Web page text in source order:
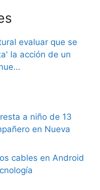
evaluar que se
la acción de un
a niño de 13
en Nueva
cables en Android